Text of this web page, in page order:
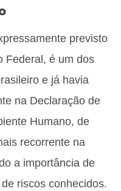
previsto
Federal, é um dos
e já havia
na Declaração de
Humano, de
recorrente na
a importância de
riscos conhecidos.